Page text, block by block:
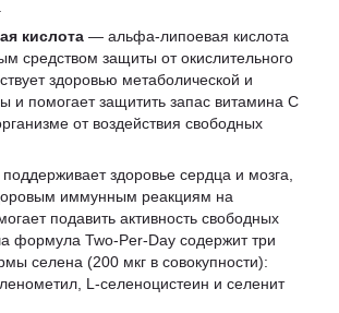
кислота — альфа-липоевая кислота
средством защиты от окислительного
здоровью метаболической и
и помогает защитить запас витамина С
от воздействия свободных
здоровье сердца и мозга,
иммунным реакциям на
подавить активность свободных
формула Two-Per-Day содержит три
селена (200 мкг в совокупности):
L-селеноцистеин и селенит